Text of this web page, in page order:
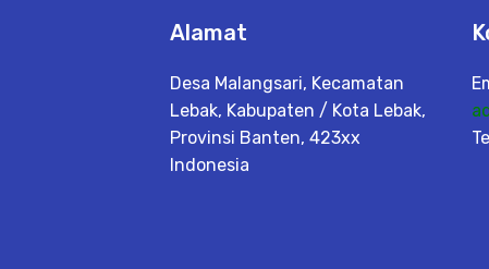
Alamat
Desa Malangsari, Kecamatan
Lebak, Kabupaten / Kota Lebak,
Provinsi Banten, 423xx
Indonesia